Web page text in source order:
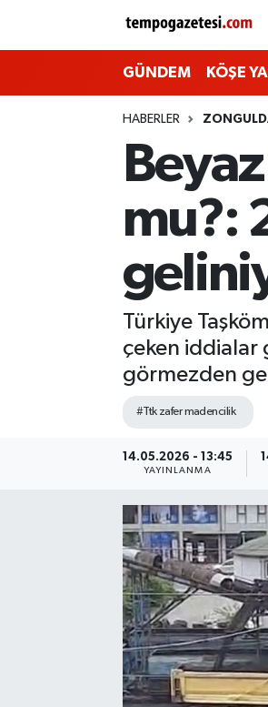
GÜNDEM KÖŞE
HABERLER
mu?:
Türkiye
çeken iddialar
görmezden
#Ttk zafer madencilik
14.05.2026 - 13:45
YAYINLANMA
Zonguldak
Zonguldak Nöbetçi Eczaneler
Zonguldak Hava Durumu
Zonguldak Namaz Vakitleri
Zonguldak Trafik Yoğunluk
Süper Lig Puan Durumu ve
Tüm Manşetler
Son Dakika Haberleri